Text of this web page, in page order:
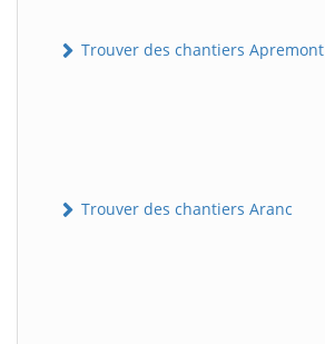
Trouver des chantiers Apremont
Trouver des chantiers Aranc